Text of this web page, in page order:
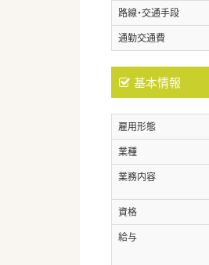
路線・交通手段
通勤交通費
基本情報
雇用形態
業種
業務内容
資格
給与